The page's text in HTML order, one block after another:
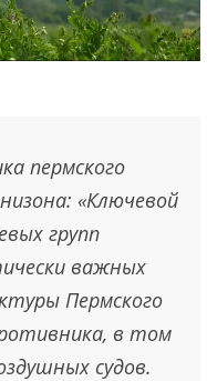
пермского
«Ключевой
групп
важных
Пермского
в том
судов.